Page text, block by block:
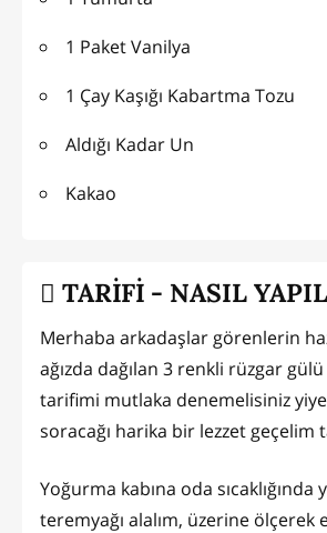
1 Paket Vanilya
1 Çay Kaşığı Kabartma Tozu
Aldığı Kadar Un
Kakao
TARİFİ - NASIL
Merhaba arkadaşlar görenlerin
ağızda dağılan 3 renkli rüzgar
tarifimi mutlaka denemelisiniz
soracağı harika bir lezzet geçelim
Yoğurma kabına oda sıcaklığında
teremyağı alalım, üzerine ölçerek